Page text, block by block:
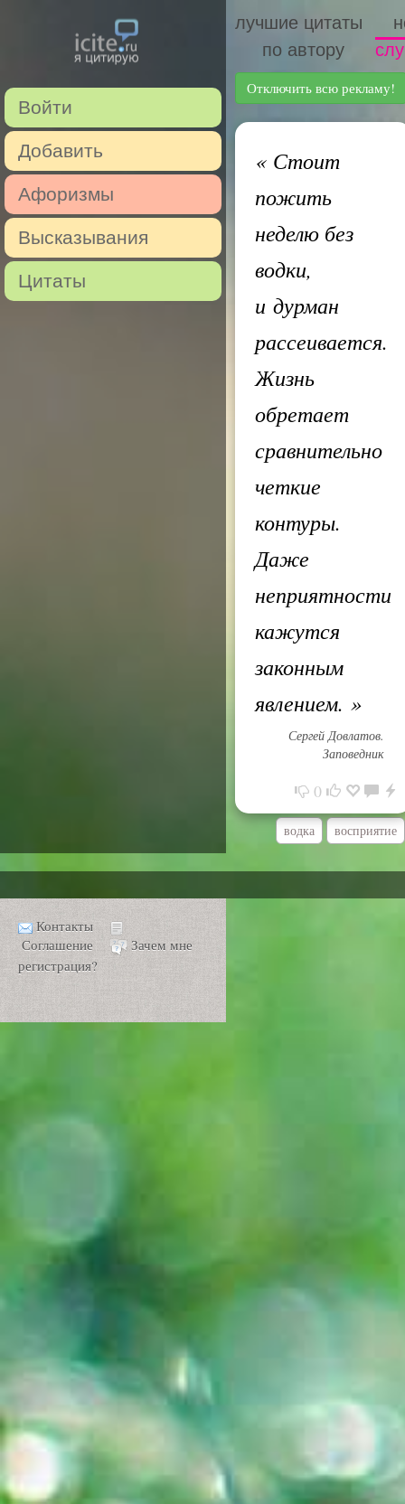
Войти
Добавить
Афоризмы
Высказывания
Цитаты
лучшие цитаты
по автору
Отключить всю рекламу!
«Стоит
пожить
неделю без
водки,
и дурман
рассеивается.
Жизнь
обретает
сравнительно
четкие
контуры.
Даже
неприятности
кажутся
законным
явлением. »
Сергей Довлатов.
Заповедник
0
водка восприятие
Контакты
Соглашение
Зачем мне
регистрация?